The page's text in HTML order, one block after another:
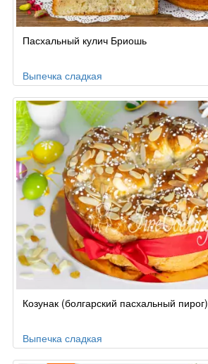
Пасхальный кулич Бриошь
Выпечка сладкая
Козунак (болгарский пасхальный пирог)
Выпечка сладкая